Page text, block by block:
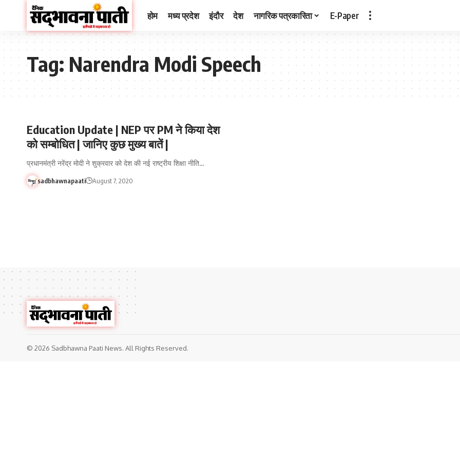
होम मध्य प्रदेश इंदौर देश नागरिक पत्रकारिता E-Paper
Tag:Narendra Modi Speech
Education Update | NEP पर PM ने किया देश
को सम्बोधित | जानिए कुछ मुख्य बातें |
प्रधानमंत्री नरेंद्र मोदी ने शुक्रवार को देश की नई राष्ट्रीय शिक्षा नीति…
sadbhawnapaati August 7, 2020
© 2026 Sadbhawna Paati News. All Rights Reserved.